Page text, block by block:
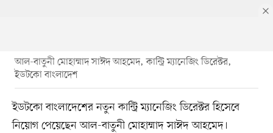
আল-বাতুনী মোহাম্মাদ সাঈদ আহমেদ, কান্ট্রি ম্যানেজিং ডিরেক্টর,
ইডটকো বাংলাদেশ
ইডটকো বাংলাদেশের নতুন কান্ট্রি ম্যানেজিং ডিরেক্টর হিসেবে
নিয়োগ পেয়েছেন আল-বাতুনী মোহাম্মাদ সাঈদ আহমেদ।